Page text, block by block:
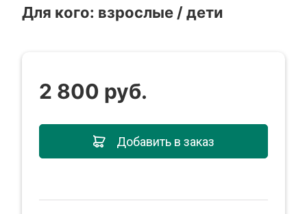
Для кого: взрослые / дети
2 800 руб.
Добавить в заказ